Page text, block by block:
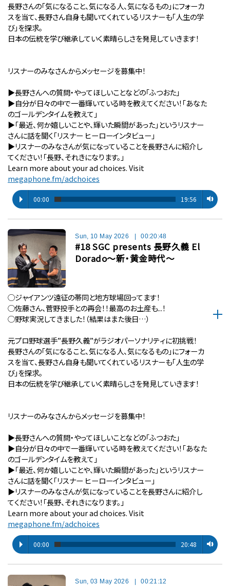
長野さんの「気になること、気になる人、気になるもの」にフォーカ
スを当て、長野さん自身も聞いてくれているリスナーも「人生の学
び」を探求。
日本の伝統を学び継承していく素晴らしさを発見していきます！
リスナーのみなさんからメッセージを募集中！
▶︎長野さんへの質問・やってほしいことなどの「ふつおた」
▶︎自分が⽇々の中で⼀番輝いている時を教えてください！「あなた
のゴールデンタイムを教えて」
▶︎「最近、何か嬉しいことや、輝いた瞬間があった」というリスナー
さんに話を聞く「リスナー ヒーローインタビュー」
▶︎リスナーのみなさんが気になっていることを長野さんに紹介し
てください！「長野、それきになります。」
Learn more about your ad choices. Visit
megaphone.fm/adchoices
00:00 19:56
Sun, 10 May 2026 | 00:20:48
#18 SGC presents 長野久義 El
Dorado〜新・黄金時代〜
◯ジャイアンツ遠征の帯同と地方球場回ってます！
◯佐藤さん、菅野投手との再会！！最高のお土産も...！
◯野球実況してきました！（結果はまた後日…）
元プロ野球選手”長野久義”がラジオパーソナリティに初挑戦！
長野さんの「気になること、気になる人、気になるもの」にフォーカ
スを当て、長野さん自身も聞いてくれているリスナーも「人生の学
び」を探求。
日本の伝統を学び継承していく素晴らしさを発見していきます！
リスナーのみなさんからメッセージを募集中！
▶︎長野さんへの質問・やってほしいことなどの「ふつおた」
▶︎自分が⽇々の中で⼀番輝いている時を教えてください！「あなた
のゴールデンタイムを教えて」
▶︎「最近、何か嬉しいことや、輝いた瞬間があった」というリスナー
さんに話を聞く「リスナー ヒーローインタビュー」
▶︎リスナーのみなさんが気になっていることを長野さんに紹介し
てください！「長野、それきになります。」
Learn more about your ad choices. Visit
megaphone.fm/adchoices
00:00 20:48
Sun, 03 May 2026 00:21:12